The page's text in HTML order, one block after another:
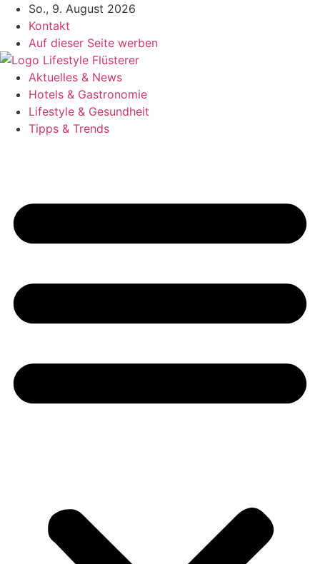
Zum
Inhalt
springen
So., 9. August 2026
Kontakt
Auf dieser Seite werben
Aktuelles & News
Hotels & Gastronomie
Lifestyle & Gesundheit
Tipps & Trends